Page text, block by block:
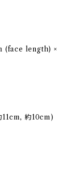
(face length) ×
11cm, 約10cm)